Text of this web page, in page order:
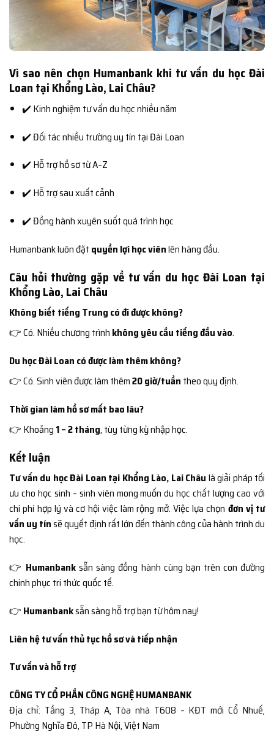
Vì sao nên chọn Humanbank khi tư vấn du học Đài
Loan tại Khổng Lào, Lai Châu?
✔️ Kinh nghiệm tư vấn du học nhiều năm
✔️ Đối tác nhiều trường uy tín tại Đài Loan
✔️ Hỗ trợ hồ sơ từ A–Z
✔️ Hỗ trợ sau xuất cảnh
✔️ Đồng hành xuyên suốt quá trình học
Humanbank luôn đặt quyền lợi học viênlên hàng đầu.
Câu hỏi thường gặp về tư vấn du học Đài Loan tại
Khổng Lào, Lai Châu
Không biết tiếng Trung có đi được không?
👉 Có. Nhiều chương trình không yêu cầu tiếng đầu vào.
Du học Đài Loan có được làm thêm không?
👉 Có. Sinh viên được làm thêm20 giờ/tuần theo quy định.
Thời gian làm hồ sơ mất bao lâu?
👉 Khoảng 1 – 2 tháng, tùy từng kỳ nhập học.
Kết luận
Tư vấn du học Đài Loan tại Khổng Lào, Lai Châu là giải pháp tối
ưu cho học sinh – sinh viên mong muốn du học chất lượng cao với
chi phí hợp lý và cơ hội việc làm rộng mở. Việc lựa chọn đơn vị tư
vấn uy tínsẽ quyết định rất lớn đến thành công của hành trình du
học.
👉 Humanbank sẵn sàng đồng hành cùng bạn trên con đường
chinh phục tri thức quốc tế.
👉 Humanbanksẵn sàng hỗ trợ bạn từ hôm nay!
Liên hệ tư vấn thủ tục hồ sơ và tiếp nhận
Tư vấn và hỗ trợ
CÔNG TY CỔ PHẦN CÔNG NGHỆ HUMANBANK
Địa chỉ: Tầng 3, Tháp A, Tòa nhà T608 – KĐT mới Cổ Nhuế,
Phường Nghĩa Đô, TP Hà Nội, Việt Nam